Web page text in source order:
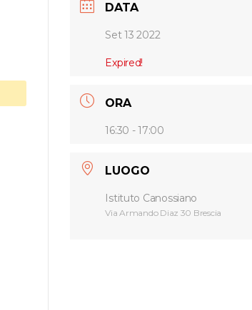
DATA
Set 13 2022
Expired!
ORA
16:30 - 17:00
LUOGO
Istituto Canossiano
Via Armando Diaz 30 Brescia